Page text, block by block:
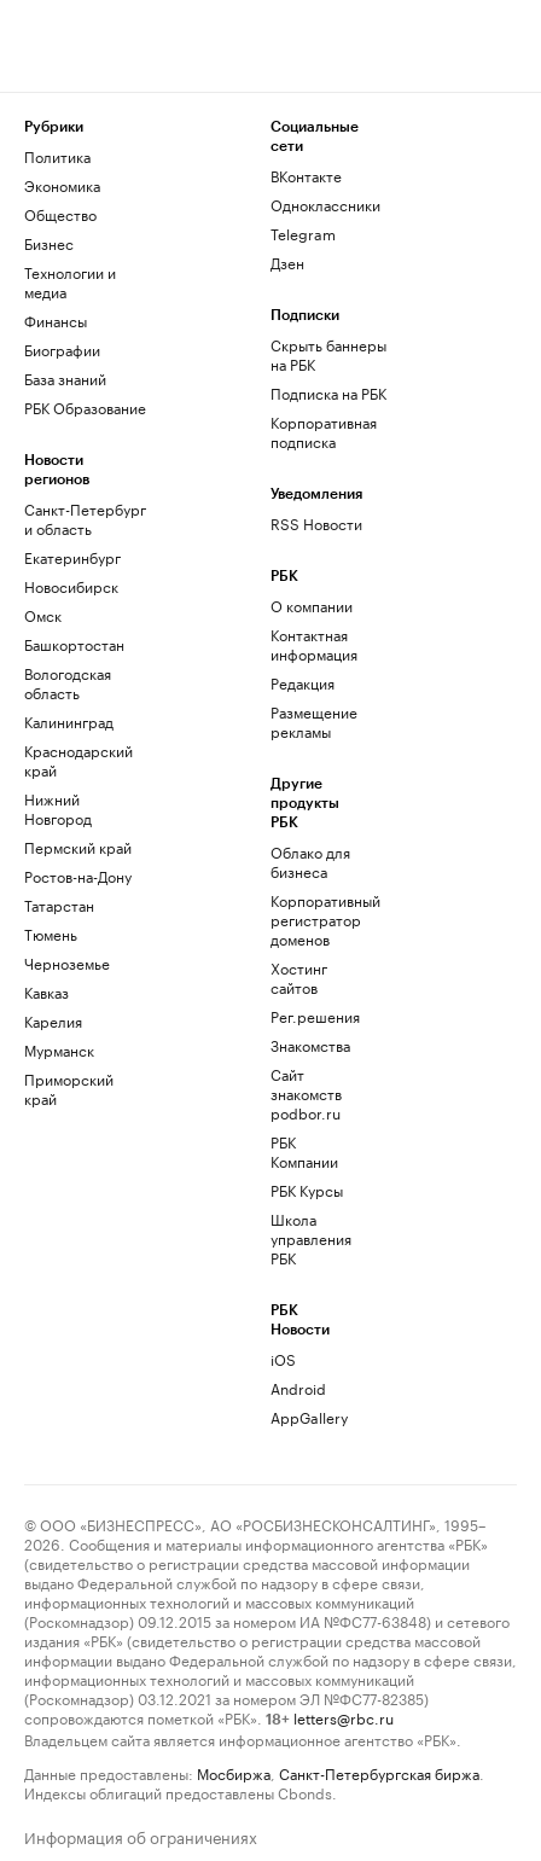
Рубрики
Политика
Экономика
Общество
Бизнес
Технологии и
медиа
Финансы
Биографии
База знаний
РБК Образование
Новости
регионов
Санкт-Петербург
и область
Екатеринбург
Новосибирск
Омск
Башкортостан
Вологодская
область
Калининград
Краснодарский
край
Нижний
Новгород
Пермский край
Ростов-на-Дону
Татарстан
Тюмень
Черноземье
Кавказ
Карелия
Мурманск
Приморский
край
Социальные
сети
ВКонтакте
Одноклассники
Telegram
Дзен
Подписки
Скрыть баннеры
на РБК
Подписка на РБК
Корпоративная
подписка
Уведомления
RSS Новости
РБК
О компании
Контактная
информация
Редакция
Размещение
рекламы
Другие
продукты
РБК
Облако для
бизнеса
Корпоративный
регистратор
доменов
Хостинг
сайтов
Рег.решения
Знакомства
Сайт
знакомств
podbor.ru
РБК
Компании
РБК Курсы
Школа
управления
РБК
РБК
Новости
iOS
Android
AppGallery
© ООО «БИЗНЕСПРЕСС», АО «РОСБИЗНЕСКОНСАЛТИНГ», 1995–
2026. Сообщения и материалы информационного агентства «РБК»
(свидетельство о регистрации средства массовой информации
выдано Федеральной службой по надзору в сфере связи,
информационных технологий и массовых коммуникаций
(Роскомнадзор) 09.12.2015 за номером ИА №ФС77-63848) и сетевого
издания «РБК» (свидетельство о регистрации средства массовой
информации выдано Федеральной службой по надзору в сфере связи,
информационных технологий и массовых коммуникаций
(Роскомнадзор) 03.12.2021 за номером ЭЛ №ФС77-82385)
сопровождаются пометкой «РБК».
18+ letters@rbc.ru
Владельцем сайта является информационное агентство «РБК».
Данные предоставлены: Мосбиржа Санкт-Петербургская биржа
Индексы облигаций предоставлены Cbonds.
Информация об ограничениях